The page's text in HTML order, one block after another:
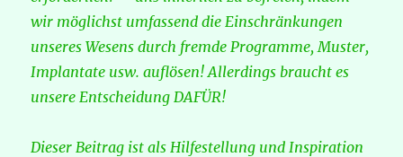
wir möglichst umfassend die Einschränkungen
unseres Wesens durch fremde Programme, Muster,
Implantate usw. auflösen! Allerdings braucht es
unsere Entscheidung DAFÜR!
Dieser Beitrag ist als Hilfestellung und Inspiration